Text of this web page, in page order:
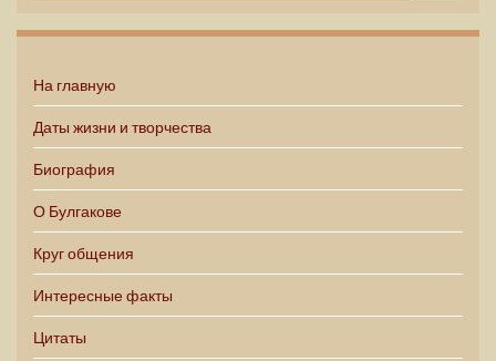
На главную
Даты жизни и творчества
Биография
О Булгакове
Круг общения
Интересные факты
Цитаты